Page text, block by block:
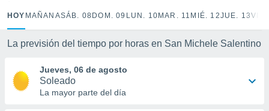
que se
calidad.
a este
las
y
HOY MAÑANASÁB. 08 DOM. 09 LUN. 10 MAR. 11 MIÉ. 12JUE. 13VIE.
La previsión del tiempo por horas en San Michele Salentino
Jueves, 06 de agosto
Soleado
La mayor parte del día